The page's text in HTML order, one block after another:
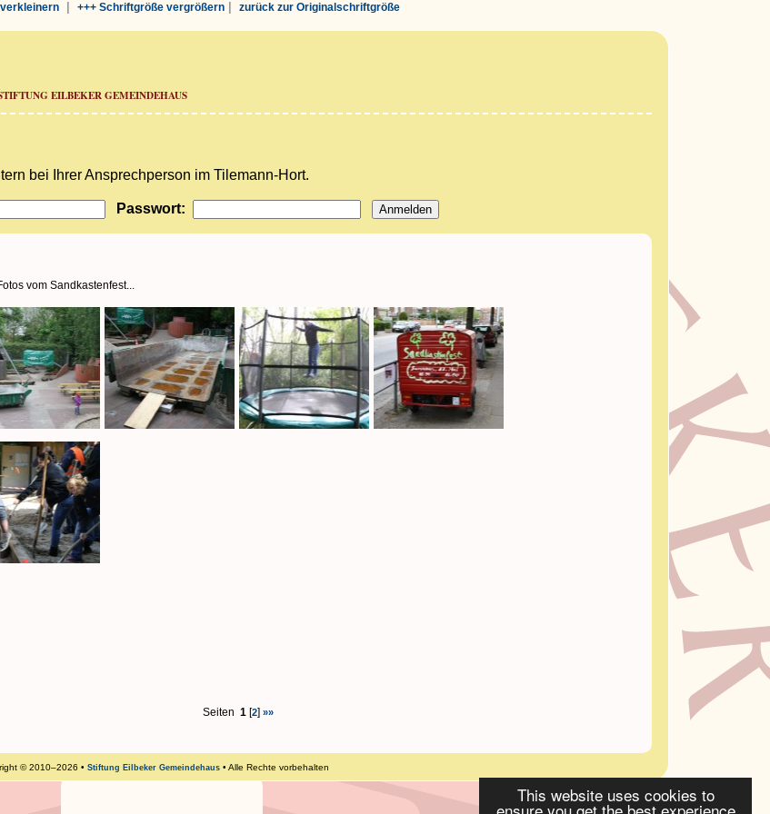
This website uses cookies to
| +++ Schriftgröße vergrößern| zurück zur Originalschriftgröße
EILBEKER GEMEINDEHAUS
bei Ihrer Ansprechperson im Tilemann-Hort.
Passwort:
vom Sandkastenfest...
Seiten 1 [2] »»
© 2010–2026 •Stiftung Eilbeker Gemeindehaus • Alle Rechte vorbehalten